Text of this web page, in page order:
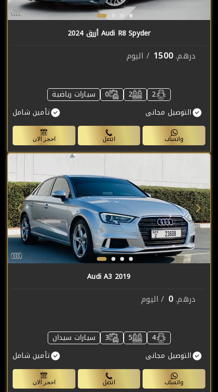
Audi R8 Spyder أزرق 2024
درهم.1500 / اليوم
2
2
0
سيارات رياضية
التوصيل مجانى
تأمين شامل
واتساب اتصل احجز الان
Audi A3 2019
درهم.0 / اليوم
4
5
3
سيارات سيدان
التوصيل مجانى
تأمين شامل
واتساب اتصل احجز الان